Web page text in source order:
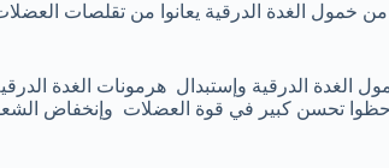
الذين يعانوا من خمول الغدة الدرقية يعانوا من تقلصات
الدرقية وإستبدال هرمونات الغدة
تحسن كبير في قوة العضلات وإنخفاض الشعور